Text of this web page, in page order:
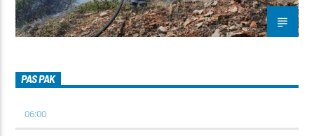
PAS PAK
06:00